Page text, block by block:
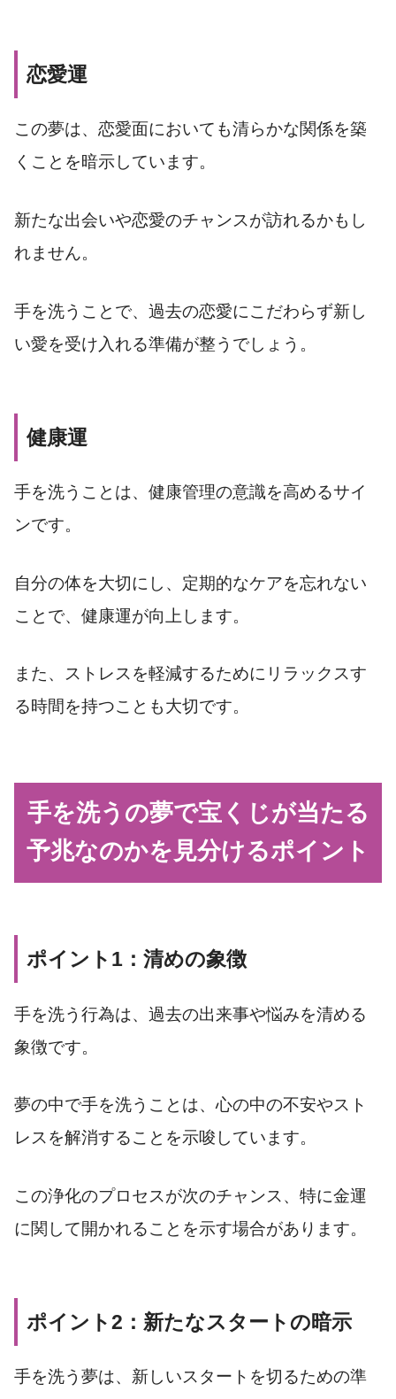
恋愛運
この夢は、恋愛面においても清らかな関係を築
くことを暗示しています。
新たな出会いや恋愛のチャンスが訪れるかもし
れません。
手を洗うことで、過去の恋愛にこだわらず新し
い愛を受け入れる準備が整うでしょう。
健康運
手を洗うことは、健康管理の意識を高めるサイ
ンです。
自分の体を大切にし、定期的なケアを忘れない
ことで、健康運が向上します。
また、ストレスを軽減するためにリラックスす
る時間を持つことも大切です。
手を洗うの夢で宝くじが当たる
予兆なのかを見分けるポイント
ポイント1：清めの象徴
手を洗う行為は、過去の出来事や悩みを清める
象徴です。
夢の中で手を洗うことは、心の中の不安やスト
レスを解消することを示唆しています。
この浄化のプロセスが次のチャンス、特に金運
に関して開かれることを示す場合があります。
ポイント2：新たなスタートの暗示
手を洗う夢は、新しいスタートを切るための準